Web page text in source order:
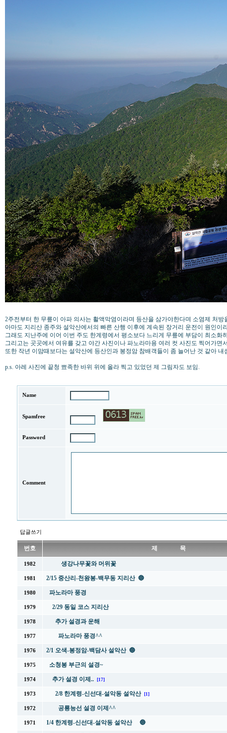
2주전부터 한 무릎이 아파 의사는 활액막염이라며 등산을 삼가야한다며 소염제 처방
아마도 지리산 종주와 설악산에서의 빠른 산행 이후에 계속된 장거리 운전이 원인이
그래도 지난주에 이어 이번 주도 한계령에서 평소보다 느리게 무릎에 부담이 최소화
그리고는 곳곳에서 여유를 갖고 야간 사진이나 파노라마용 여러 컷 사진도 찍어가면
또한 작년 이맘때보다는 설악산에 등산인과 봉정암 참배객들이 좀 늘어난 것 같아 내
p.s. 아레 사진에 끝청 뾰족한 바위 위에 올라 찍고 있었던 제 그림자도 보임.
Name
Spamfree
Password
Comment
답글쓰기
번호 제 목
1982 생강나무꽃와 머위꽃
1981 2/15 중산리-천왕봉-백무동 지리산 🔵
1980 파노라마 풍경
1979 2/29 동일 코스 지리산
1978 추가 설경과 운해
1977 파노라마 풍경^^
1976 2/1 오색-봉정암-백담사 설악산 🔵
1975 소청봉 부근의 설경~
1974 추가 설경 이제.. [17]
1973 2/8 한계령-신선대-설악동 설악산 [1]
1972 공룡능선 설경 이제^^
1971 1/4 한계령-신선대-설악동 설악산 🔵